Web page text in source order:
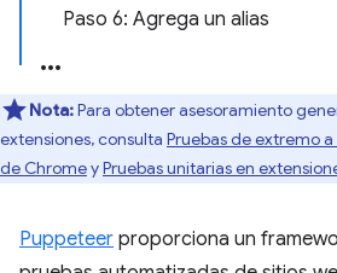
Paso 6: Agrega un alias
Nota:Para obtener asesoramiento
extensiones, consulta Pruebas de extremo
de ChromeyPruebas unitarias en
Puppeteer proporciona un